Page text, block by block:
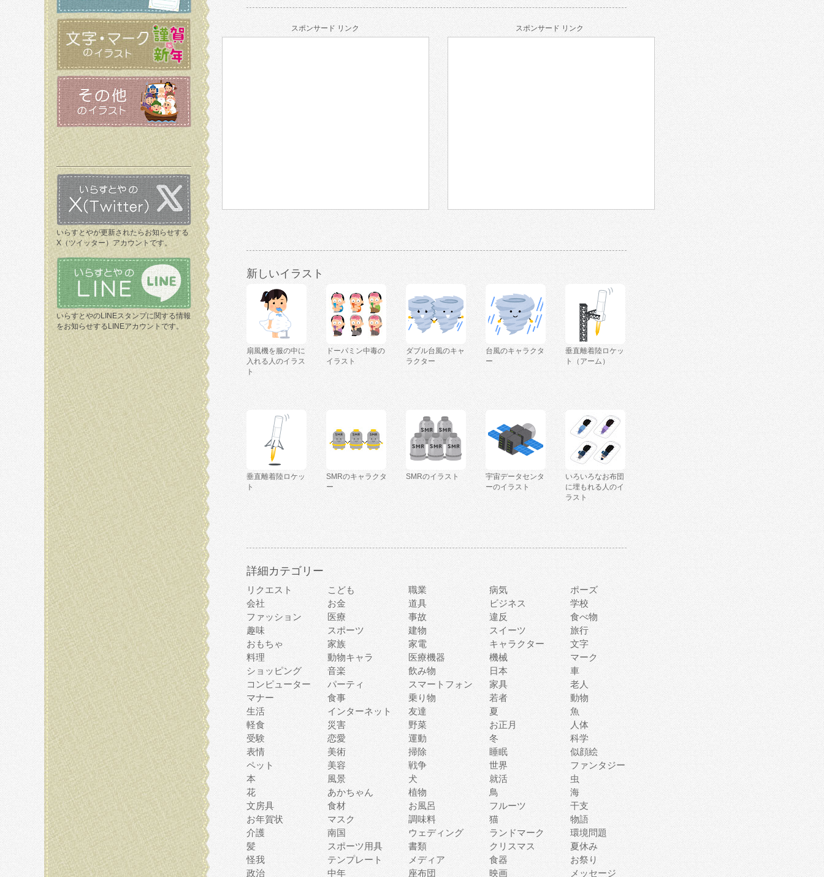
いらすとやが更新されたらお知らせする
X（ツイッター）アカウントです。
いらすとやのLINEスタンプに関する情報
をお知らせするLINEアカウントです。
スポンサード リンク スポンサード リンク
新しいイラスト
扇風機を服の中に
入れる人のイラス
ト
ドーパミン中毒の
イラスト
ダブル台風のキャ
ラクター
台風のキャラクタ
ー
垂直離着陸ロケッ
ト（アーム）
垂直離着陸ロケッ
ト
SMRのキャラクタ
ー
SMRのイラスト
宇宙データセンタ
ーのイラスト
いろいろなお布団
に埋もれる人のイ
ラスト
詳細カテゴリー
リクエスト こども 職業 病気
ポーズ
会社
お金 道具 ビジネス
学校
ファッション
医療 事故 違反
食べ物
趣味
スポーツ 建物 スイーツ
旅行
おもちゃ
家族 家電 キャラクター
文字
料理
動物キャラ 医療機器 機械
マーク
ショッピング
音楽 飲み物 日本
車
コンピューター
パーティ スマートフォン 家具
老人
マナー
食事 乗り物 若者
動物
生活
インターネット 友達 夏
魚
軽食
災害 野菜 お正月
人体
受験
恋愛 運動 冬
科学
表情
美術 掃除 睡眠
似顔絵
ペット
美容 戦争 世界
ファンタジー
本
風景 犬 就活
虫
花
あかちゃん 植物 鳥
海
文房具
食材 お風呂 フルーツ
干支
お年賀状
マスク 調味料 猫
物語
介護
南国 ウェディング ランドマーク
環境問題
髪
スポーツ用具 書類 クリスマス
夏休み
怪我
テンプレート メディア 食器
お祭り
政治
中年 座布団 映画 メッセージ